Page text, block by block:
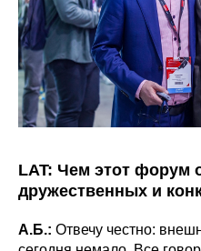
LAT: Чем этот форум
дружественных и
А.Б.: Отвечу честно: